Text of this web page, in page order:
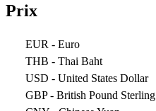
Prix
EUR - Euro
THB - Thai Baht
USD - United States Dollar
GBP- British Pound Sterling